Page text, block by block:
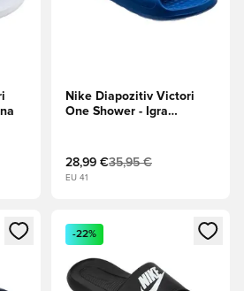
Nike Diapozitiv Victori
One Shower - Igra
28,99 €35,95 €
EU 41
ali vpis kot članOdpre Modal za prijavo ali
-22%